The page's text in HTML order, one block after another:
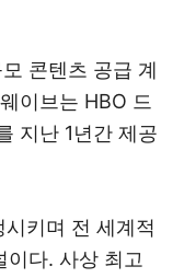
콘텐츠 공급 계
이브는 HBO 드
지난 1년간 제공
키며 전 세계적
이다. 사상 최고